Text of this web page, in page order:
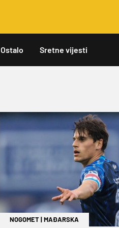
Ostalo Sretne vijesti
NOGOMET|MAĐARSKA